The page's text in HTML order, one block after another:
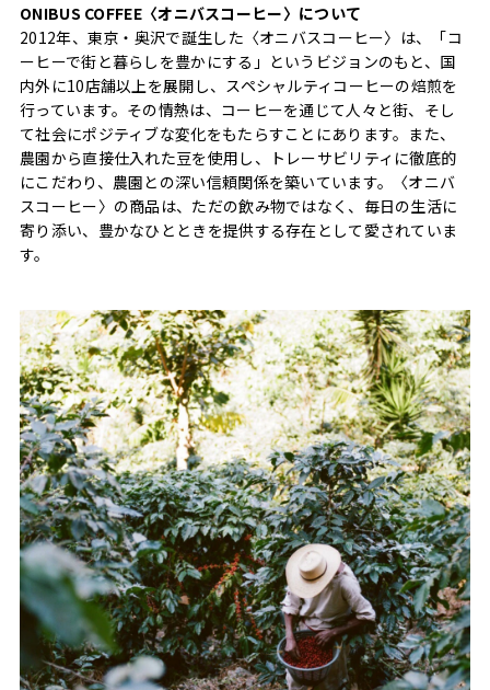
ONIBUS COFFEE〈オニバスコーヒー〉について
2012年、東京・奥沢で誕生した〈オニバスコーヒー〉は、「コ
ーヒーで街と暮らしを豊かにする」というビジョンのもと、国
内外に10店舗以上を展開し、スペシャルティコーヒーの焙煎を
行っています。その情熱は、コーヒーを通じて人々と街、そし
て社会にポジティブな変化をもたらすことにあります。また、
農園から直接仕入れた豆を使用し、トレーサビリティに徹底的
にこだわり、農園との深い信頼関係を築いています。〈オニバ
スコーヒー〉の商品は、ただの飲み物ではなく、毎日の生活に
寄り添い、豊かなひとときを提供する存在として愛されていま
す。